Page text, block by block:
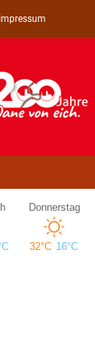
Impressum